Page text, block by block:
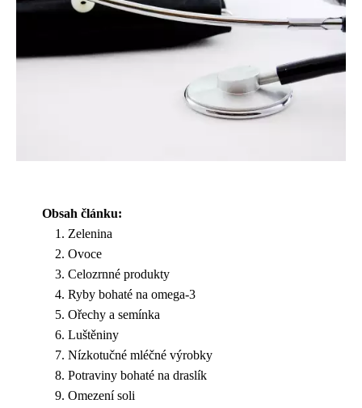
Obsah článku:
Zelenina
Ovoce
Celozrnné produkty
Ryby bohaté na omega-3
Ořechy a semínka
Luštěniny
Nízkotučné mléčné výrobky
Potraviny bohaté na draslík
Omezení soli